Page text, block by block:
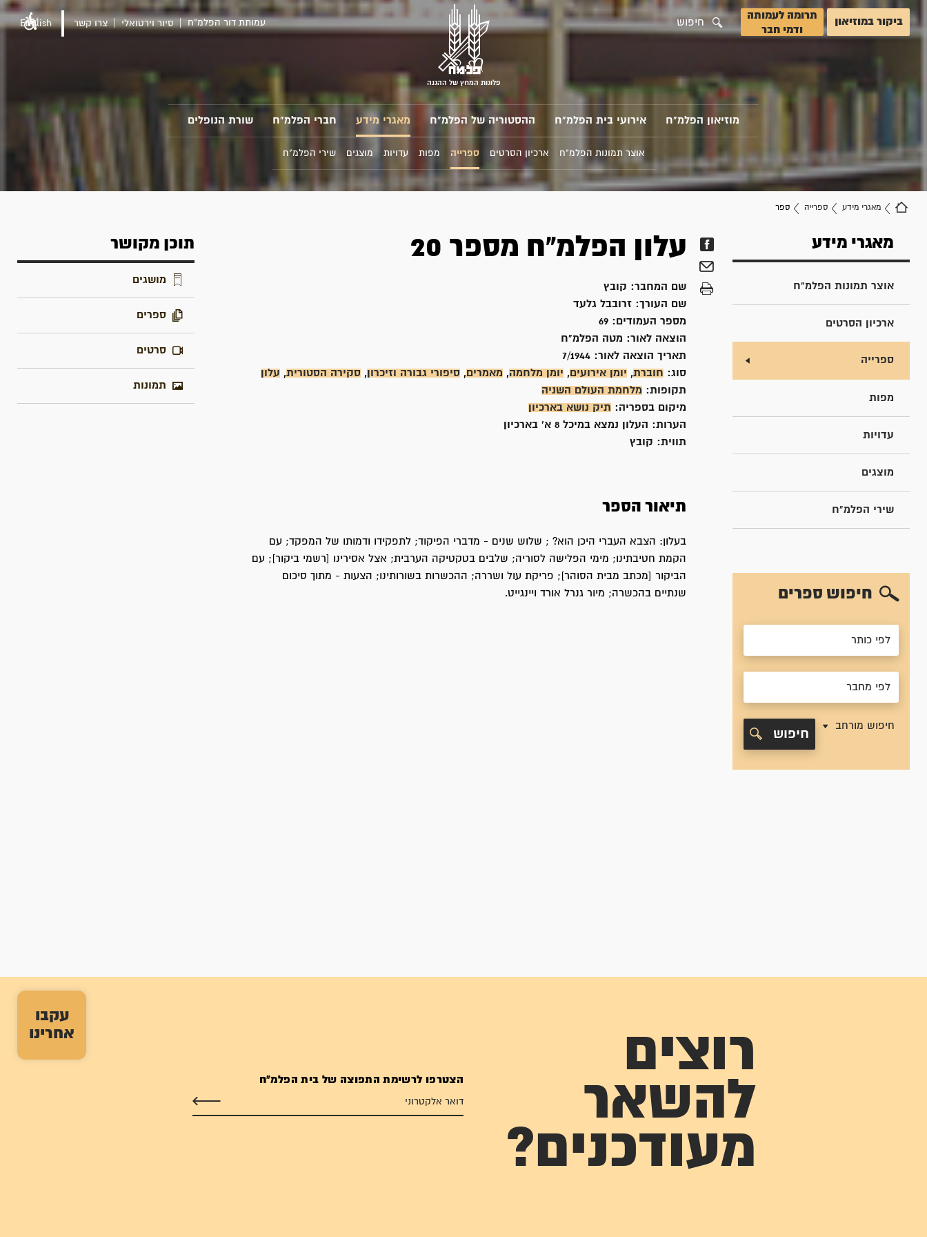
עקבו
אחרינו
ביקור במוזיאון
תרומה לעמותה
ודמי חבר
חיפוש
פלוגות המחץ של ההגנה
עמותת דור הפלמ"ח סיור וירטואלי צרו קשר English
מוזיאון הפלמ"ח אירועי בית הפלמ"ח ההסטוריה של הפלמ"ח מאגרי מידע חברי הפלמ"ח שורת הנופלים
אוצר תמונות הפלמ"ח ארכיון הסרטים ספרייה מפות עדויות מוצגים שירי הפלמ"ח
מאגרי מידע ספרייה ספר
מאגרי מידע
אוצר תמונות הפלמ"ח
ארכיון הסרטים
ספרייה
מפות
עדויות
מוצגים
שירי הפלמ"ח
חיפוש ספרים
חיפוש מורחב
חיפוש
עלון הפלמ"ח מספר 20
שם המחבר: קובץ
שם העורך: זרובבל גלעד
מספר העמודים: 69
הוצאה לאור: מטה הפלמ"ח
תאריך הוצאה לאור:
סוג: חוברת, יומן אירועים, יומן מלחמה, מאמרים, סיפורי גבורה וזיכרון, סקירה הסטורית, עלון
תקופות: מלחמת העולם השניה
מיקום בספריה: תיק נושא בארכיון
הערות: העלון נמצא במיכל 8 א' בארכיון
תווית: קובץ
תיאור הספר
בעלון: הצבא העברי היכן הוא? ; שלוש שנים - מדברי הפיקוד; לתפקידו ודמותו של המפקד; עם
הקמת חטיבתינו; מימי הפלישה לסוריה; שלבים בטקטיקה הערבית; אצל אסירינו [רשמי ביקור]; עם
הביקור [מכתב מבית הסוהר]; פריקת עול ושררה; ההכשרות בשורותינו; הצעות - מתוך סיכום
שנתיים בהכשרה; מיור גנרל אורד ויינגייט.
תוכן מקושר
מושגים
ספרים
סרטים
תמונות
רוצים
להשאר
מעודכנים?
הצטרפו לרשימת התפוצה של בית הפלמ"ח